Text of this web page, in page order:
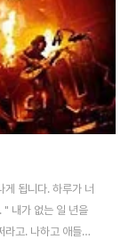
됩니다. 하루가 너
" 내가 없는 일 년을
라고. 나하고 애들만